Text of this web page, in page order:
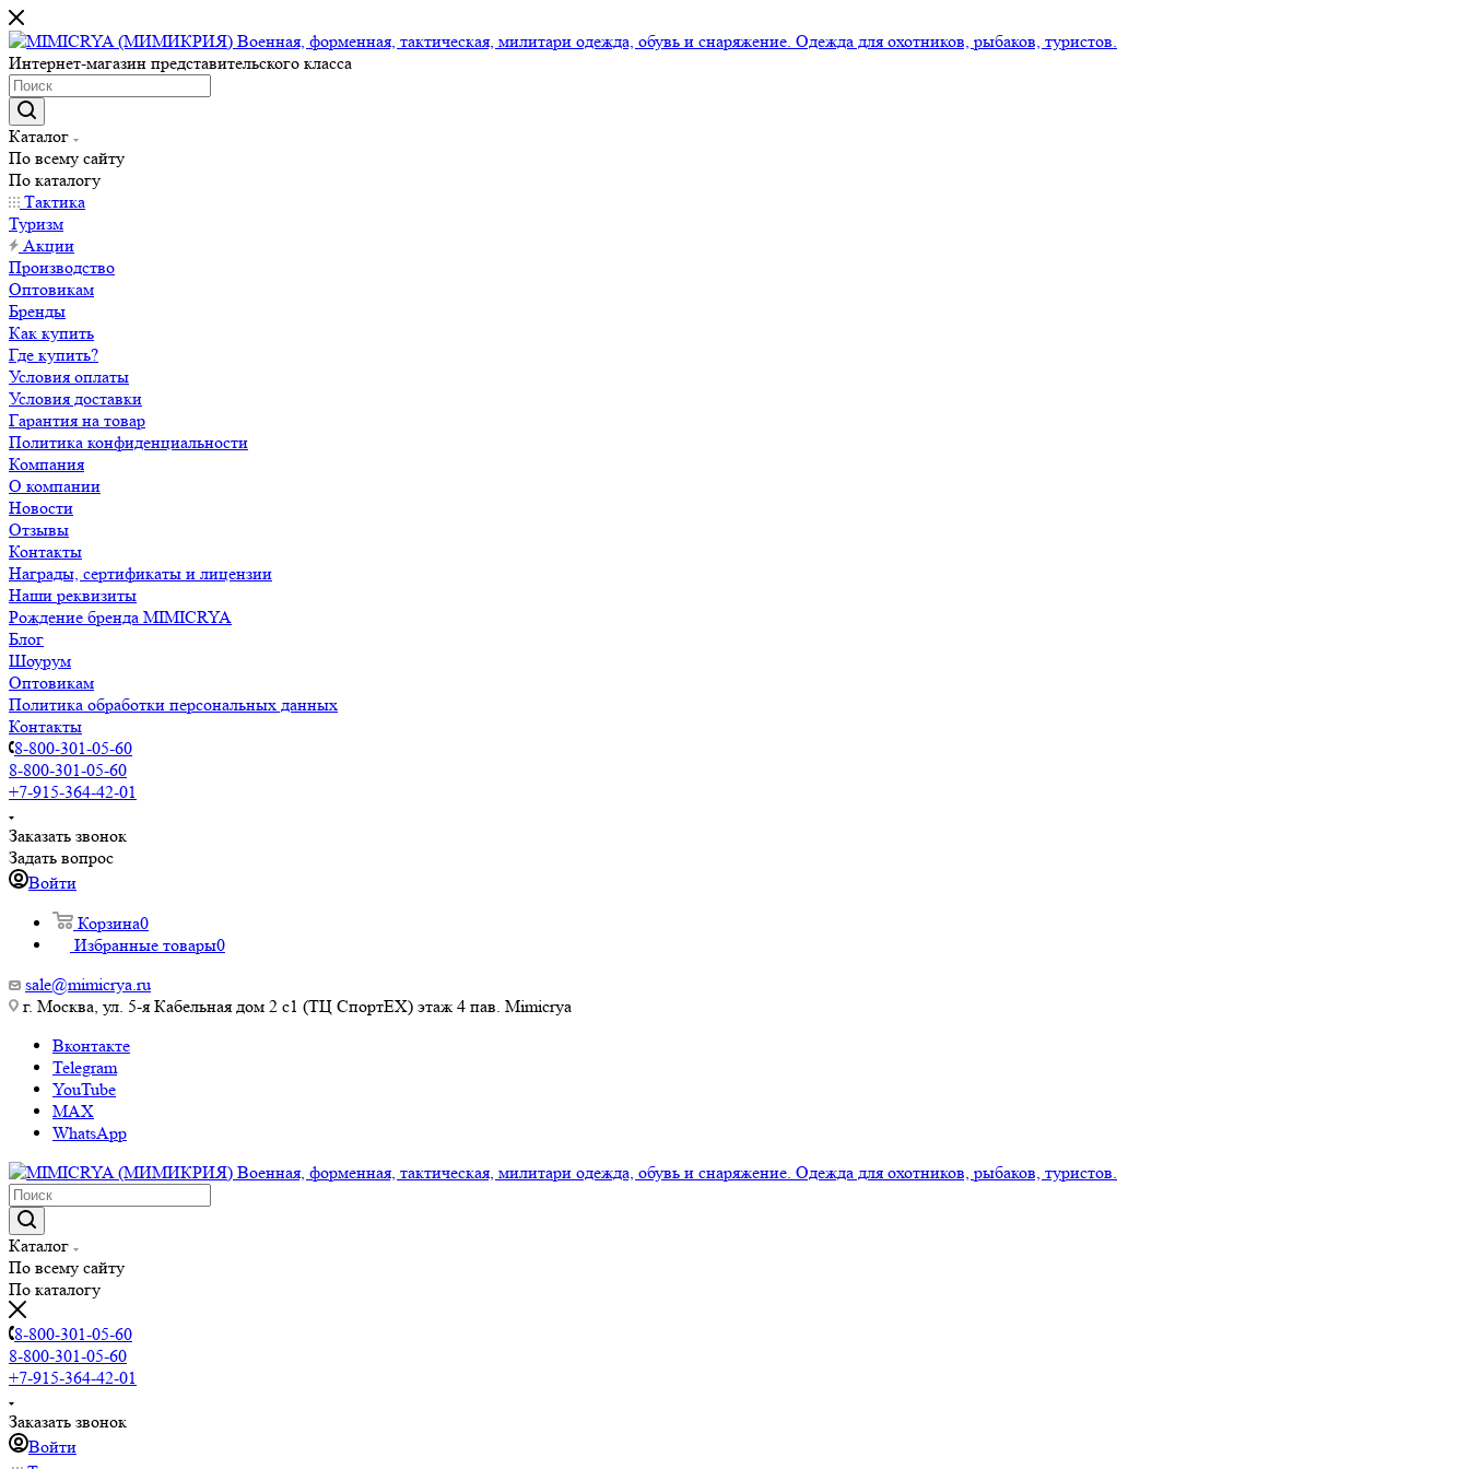
Интернет-магазин представительского класса
Каталог
По всему сайту
По каталогу
Тактика
Туризм
Акции
Производство
Оптовикам
Бренды
Как купить
Где купить?
Условия оплаты
Условия доставки
Гарантия на товар
Политика конфиденциальности
Компания
О компании
Новости
Отзывы
Контакты
Награды, сертификаты и лицензии
Наши реквизиты
Рождение бренда MIMICRYA
Блог
Шоурум
Оптовикам
Политика обработки персональных данных
Контакты
8-800-301-05-60
8-800-301-05-60
+7-915-364-42-01
Заказать звонок
Задать вопрос
Войти
Корзина0
Избранные товары0
sale@mimicrya.ru
г. Москва, ул. 5-я Кабельная дом 2 с1 (ТЦ СпортEX) этаж 4 пав. Mimicrya
Вконтакте
Telegram
YouTube
MAX
WhatsApp
Каталог
По всему сайту
По каталогу
8-800-301-05-60
8-800-301-05-60
+7-915-364-42-01
Заказать звонок
Войти